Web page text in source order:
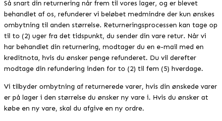
Så snart din returnering når frem til vores lager, og er blevet
behandlet af os, refunderer vi beløbet medmindre der kun ønskes
ombytning til anden størrelse. Returneringsprocessen kan tage op
til to (2) uger fra det tidspunkt, du sender din vare retur. Når vi
har behandlet din returnering, modtager du en e-mail med en
kreditnota, hvis du ønsker penge refunderet. Du vil derefter
modtage din refundering inden for to (2) til fem (5) hverdage.
Vi tilbyder ombytning af returnerede varer, hvis din ønskede varer
er på lager i den størrelse du ønsker ny vare i. Hvis du ønsker at
købe en ny vare, skal du afgive en ny ordre.